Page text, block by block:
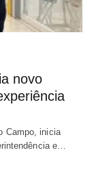
novo
Campo, inicia
e…